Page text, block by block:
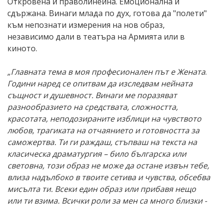
сдържана. Винаги млада по дух, готова да "полети"
към непознати измерения на нов образ,
независимо дали в театъра на Армията или в
киното.
„Главната тема в моя професионален път е Жената.
Години наред се опитвам да изследвам нейната
същност и душевност. Винаги ме поразяват
разнообразието на средствата, сложността,
красотата, неподозираните изблици на чувството
любов, трагиката на отчаянието и готовността за
саможертва. Ти ги раждаш, стъпваш на текста на
класическа драматургия – било българска или
световна, този образ не може да остане извън тебе,
влиза надълбоко в твоите сетива и чувства, обсебва
мисълта ти. Всеки един образ или прибавя нещо
или ти взима. Всички роли за мен са много близки -